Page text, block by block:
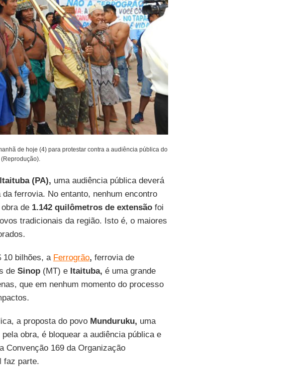
de hoje (4) para protestar contra a audiência pública do
(Reprodução).
Itaituba (PA), uma audiência pública deverá
ferrovia. No entanto, nenhum encontro
de 1.142 quilômetros de extensãofoi
tradicionais da região. Isto é, o maiores
10 bilhões, a Ferrogrão, ferrovia de
de Sinop(MT) e Itaituba, é uma grande
que em nenhum momento do processo
a proposta do povo Munduruku, uma
obra, é bloquear a audiência pública e
Convenção 169 da Organização
faz parte.